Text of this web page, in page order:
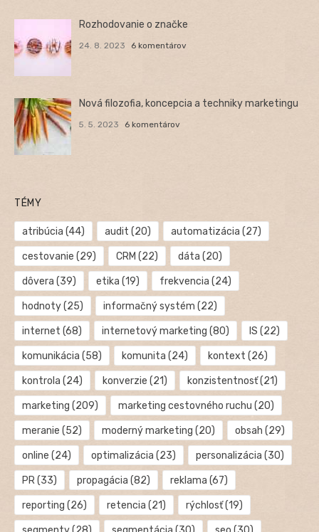
Rozhodovanie o značke
24. 8. 2023 6 komentárov
Nová filozofia, koncepcia a techniky marketingu
5. 5. 2023 6 komentárov
TÉMY
atribúcia (44) audit (20) automatizácia (27)
cestovanie (29) CRM (22) dáta (20)
dôvera (39) etika (19) frekvencia (24)
hodnoty(25) informačný systém (22)
internet (68) internetový marketing (80) IS (22)
komunikácia (58) komunita (24) kontext (26)
kontrola (24) konverzie (21) konzistentnosť(21)
marketing (209) marketing cestovného ruchu (20)
meranie (52) moderný marketing (20) obsah (29)
online (24) optimalizácia (23) personalizácia (30)
PR(33) propagácia (82) reklama (67)
reporting (26) retencia (21) rýchlosť(19)